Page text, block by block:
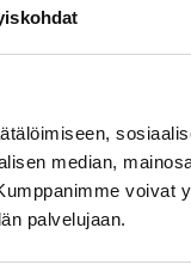
median,
voivat
palvelujaan.
hakuprosessit
ajan, alkaen
yritys saa